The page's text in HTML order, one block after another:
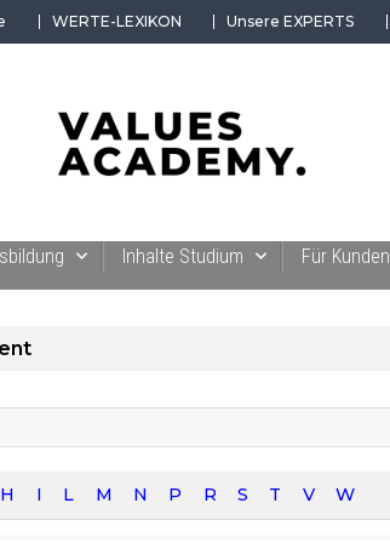
WERTE-LEXIKON Unsere EXPERTS
Inhalte Studium Für Kunden
H I L M N P R S T V W